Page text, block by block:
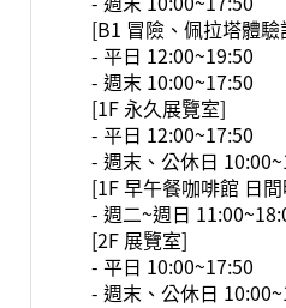
[B1 冒險、佩拉塔體驗
- 平日 12:00~19:50
- 週末 10:00~17:50
[1F 永久展覽室]
- 平日 12:00~17:50
- 週末、公休日
[1F 早午餐咖啡館 日
- 週二~週日
[2F 展覽室]
- 平日 10:00~17:50
- 週末、公休日